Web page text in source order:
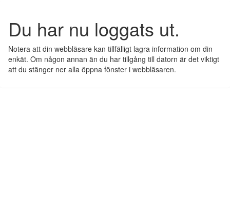
Du har nu loggats ut.
Notera att din webbläsare kan tillfälligt lagra information om din
enkät. Om någon annan än du har tillgång till datorn är det viktigt
att du stänger ner alla öppna fönster i webbläsaren.